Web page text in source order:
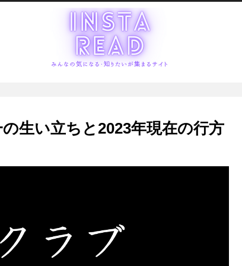
生い立ちと2023年現在の行方